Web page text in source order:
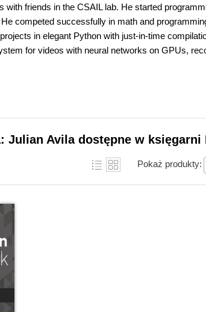
with friends in the CSAIL lab. He started
competed successfully in math and
in elegant Python with just-in-time
for videos with neural networks on GPUs,
Julian Avila dostępne w księgarni
Pokaż produkty: